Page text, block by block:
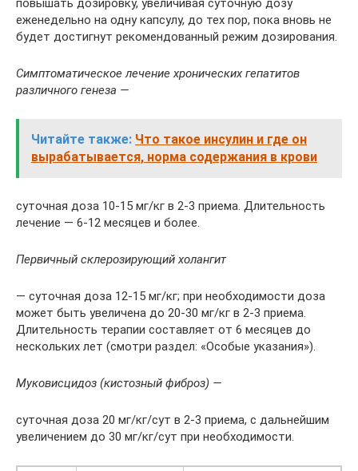
повышать дозировку, увеличивая суточную дозу
еженедельно на одну капсулу, до тех пор, пока вновь не
будет достигнут рекомендованный режим дозирования.
Симптоматическое лечение хронических гепатитов
различного генеза —
Читайте также: Что такое инсулин и где он
вырабатывается, норма содержания в крови
суточная доза 10-15 мг/кг в 2-3 приема. Длительность
лечение — 6-12 месяцев и более.
Первичный склерозирующий холангит
— суточная доза 12-15 мг/кг; при необходимости доза
может быть увеличена до 20-30 мг/кг в 2-3 приема.
Длительность терапии составляет от 6 месяцев до
нескольких лет (смотри раздел: «Особые указания»).
Муковисцидоз (кистозный фиброз) —
суточная доза 20 мг/кг/сут в 2-3 приема, с дальнейшим
увеличением до 30 мг/кг/сут при необходимости.